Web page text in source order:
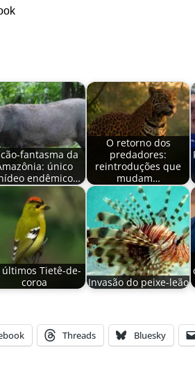
fantasma da
único
endêmico…
O retorno dos
predadores:
reintroduções que
mudam…
últimos Tietê-de-
coroa
Invasão do peixe-leão
Threads Bluesky